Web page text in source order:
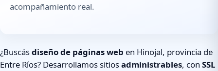
acompañamiento real.
¿Buscásdiseño de páginas web en Hinojal, provincia de
Entre Ríos? Desarrollamos sitiosadministrables, con SSL